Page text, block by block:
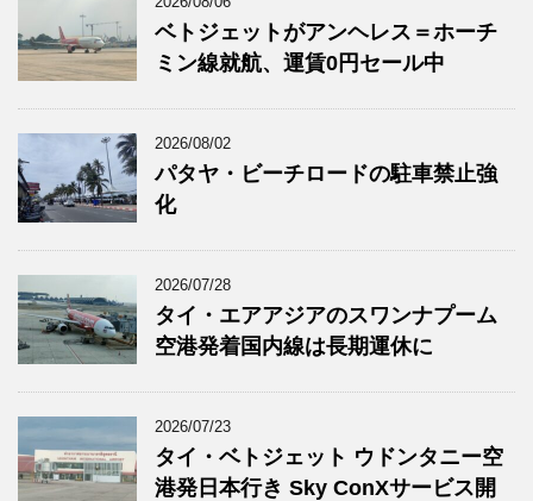
ベトジェットがアンヘレス＝ホーチ
ミン線就航、運賃0円セール中
2026/08/02
パタヤ・ビーチロードの駐車禁止強
化
2026/07/28
タイ・エアアジアのスワンナプーム
空港発着国内線は長期運休に
2026/07/23
タイ・ベトジェット ウドンタニー空
港発日本行き Sky ConXサービス開